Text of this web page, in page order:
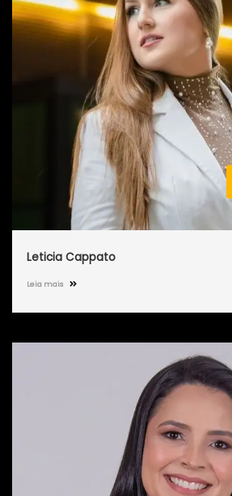
Leticia Cappato
Leia mais